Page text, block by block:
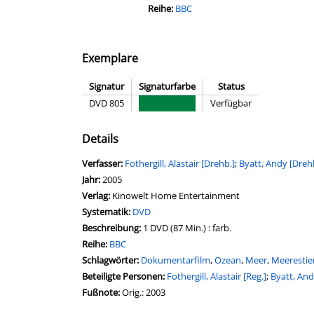
Reihe: BBC
Exemplare
Signatur Signaturfarbe
Status
DVD 805
Verfügbar
Details
Verfasser: Suche nach diesem Verfasser
Fothergill, Alastair [Drehb.]; Byatt, Andy
Jahr:2005
Verlag: Kinowelt Home Entertainment
opens in new tab
Diesen Link in neuem Tab öffnen
Systematik: Suche nach dieser Systematik
DVD
Suche nach diesem Interessenskreis
Beschreibung: 1 DVD (87 Min.) : farb.
Reihe: BBC
Schlagwörter: Dokumentarfilm,Ozean, Meer,
Beteiligte Personen: Suche nach dieser Beteiligten
Fothergill, Alastair [Reg.]; Byatt,
Fußnote:Orig.: 2003